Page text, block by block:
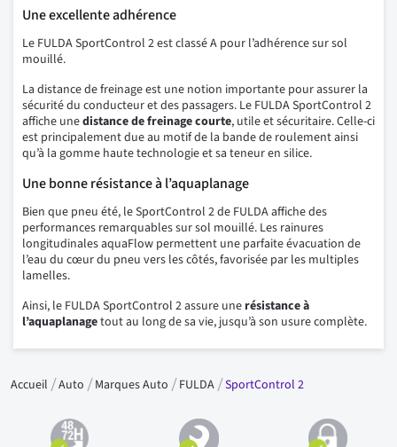
Une excellente adhérence
Le FULDA SportControl 2 est classé A pour l’adhérence sur sol
mouillé.
La distance de freinage est une notion importante pour assurer la
sécurité du conducteur et des passagers. Le FULDA SportControl 2
affiche unedistance de freinage courte, utile et sécuritaire. Celle-ci
est principalement due au motif de la bande de roulement ainsi
qu’à la gomme haute technologie et sa teneur en silice.
Une bonne résistance à l’aquaplanage
Bien que pneu été, le SportControl 2 de FULDA affiche des
performances remarquables sur sol mouillé. Les rainures
longitudinales aquaFlow permettent une parfaite évacuation de
l’eau du cœur du pneu vers les côtés, favorisée par les multiples
lamelles.
Ainsi, le FULDA SportControl 2 assure une résistance à
l’aquaplanagetout au long de sa vie, jusqu’à son usure complète.
Accueil Auto Marques Auto FULDA SportControl 2